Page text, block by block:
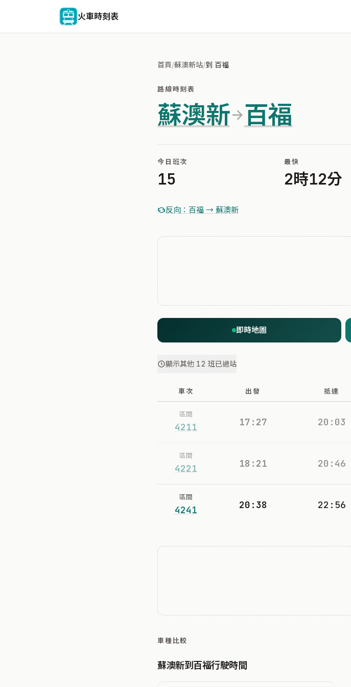
火車時刻表
首頁/蘇澳新站/到 百福
路線時刻表
蘇澳新 百福
今日班次
15
最快
2時12分
反向：百福 → 蘇澳新
即時地圖
顯示其他 12 班已過站
車次 出發 抵達
區間
4211 17:27 20:03
區間
4221 18:21 20:46
區間
4241 20:38 22:56
車種比較
蘇澳新到百福行駛時間